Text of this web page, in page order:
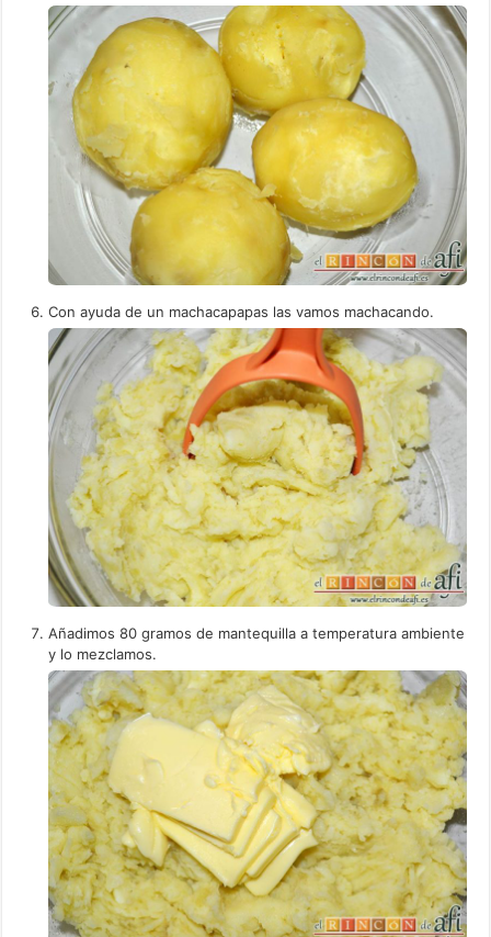
Con ayuda de un machacapapas las vamos machacando.
Añadimos 80 gramos de mantequilla a temperatura ambiente
y lo mezclamos.